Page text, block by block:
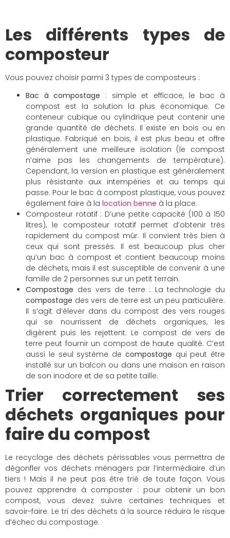
Les différents types de
composteur
Vous pouvez choisir parmi 3 types de composteurs :
Bac à compostage : simple et efficace, le bac à
compost est la solution la plus économique. Ce
conteneur cubique ou cylindrique peut contenir une
grande quantité de déchets. Il existe en bois ou en
plastique. Fabriqué en bois, il est plus beau et offre
généralement une meilleure isolation (le compost
n’aime pas les changements de température).
Cependant, la version en plastique est généralement
plus résistante aux intempéries et au temps qui
passe. Pour le bac à compost plastique, vous pouvez
également faire à la location benne à la place.
Composteur rotatif : D’une petite capacité (100 à 150
litres), le composteur rotatif permet d’obtenir très
rapidement du compost mûr. Il convient très bien à
ceux qui sont pressés. Il est beaucoup plus cher
qu’un bac à compost et contient beaucoup moins
de déchets, mais il est susceptible de convenir à une
famille de 2 personnes sur un petit terrain.
Compostage des vers de terre : La technologie du
compostage des vers de terre est un peu particulière.
Il s’agit d’élever dans du compost des vers rouges
qui se nourrissent de déchets organiques, les
digèrent puis les rejettent. Le compost de vers de
terre peut fournir un compost de haute qualité. C’est
aussi le seul système de compostage qui peut être
installé sur un balcon ou dans une maison en raison
de son inodore et de sa petite taille.
Trier correctement ses
déchets organiques pour
faire du compost
Le recyclage des déchets périssables vous permettra de
dégonfler vos déchets ménagers par l’intermédiaire d’un
tiers ! Mais il ne peut pas être trié de toute façon. Vous
pouvez apprendre à composter : pour obtenir un bon
compost, vous devez suivre certaines techniques et
savoir-faire. Le tri des déchets à la source réduira le risque
d’échec du compostage.